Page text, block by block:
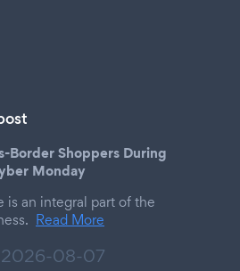
Border Shoppers During
Monday
is an integral part of the
Read More
2026-08-07